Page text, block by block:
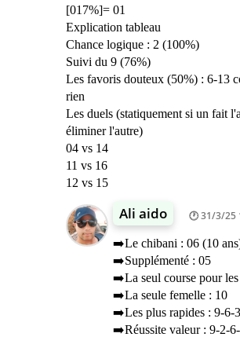
[017%]= 01
Explication tableau
Chance logique : 2 (100%)
Suivi du 9 (76%)
Les favoris douteux (50%) : 6-13
rien
Les duels (statiquement si un fait
éliminer l'autre)
04 vs 14
11 vs 16
12 vs 15
Ali aido 31/3/25
➡️Le chibani : 06 (10
➡️Supplémenté : 05
➡️La seul course pour
➡️La seule femelle : 10
➡️Les plus rapides : 9-6-
➡️Réussite valeur : 9-2-